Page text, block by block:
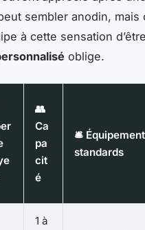
sembler anodin, mais
à cette sensation
oblige.
👥
Ca
pa
cit
é
🛎️
standards
1 à